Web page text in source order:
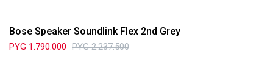
Bose Speaker Soundlink Flex 2nd Grey
PYG 1.790.000 PYG 2.237.500